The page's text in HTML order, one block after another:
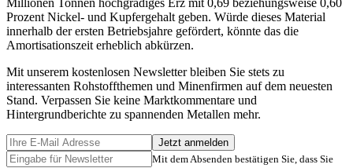
Millionen Tonnen hochgradiges Erz mit 0,69 beziehungsweise 0,60
Prozent Nickel- und Kupfergehalt geben. Würde dieses Material
innerhalb der ersten Betriebsjahre gefördert, könnte das die
Amortisationszeit erheblich abkürzen.
Mit unserem kostenlosen Newsletter bleiben Sie stets zu
interessanten Rohstoffthemen und Minenfirmen auf dem neuesten
Stand. Verpassen Sie keine Marktkommentare und
Hintergrundberichte zu spannenden Metallen mehr.
Jetzt anmelden
Mit dem Absenden bestätigen Sie, dass Sie